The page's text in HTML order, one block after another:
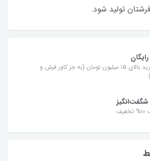
تولید شود.
برای خرید بالای ۱۵ میلیون تومان (به جز کاور فرش و